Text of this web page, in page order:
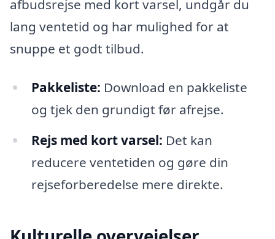
afbudsrejse med kort varsel, undgår du
lang ventetid og har mulighed for at
snuppe et godt tilbud.
Pakkeliste: Download en pakkeliste
og tjek den grundigt før afrejse.
Rejs med kort varsel: Det kan
reducere ventetiden og gøre din
rejseforberedelse mere direkte.